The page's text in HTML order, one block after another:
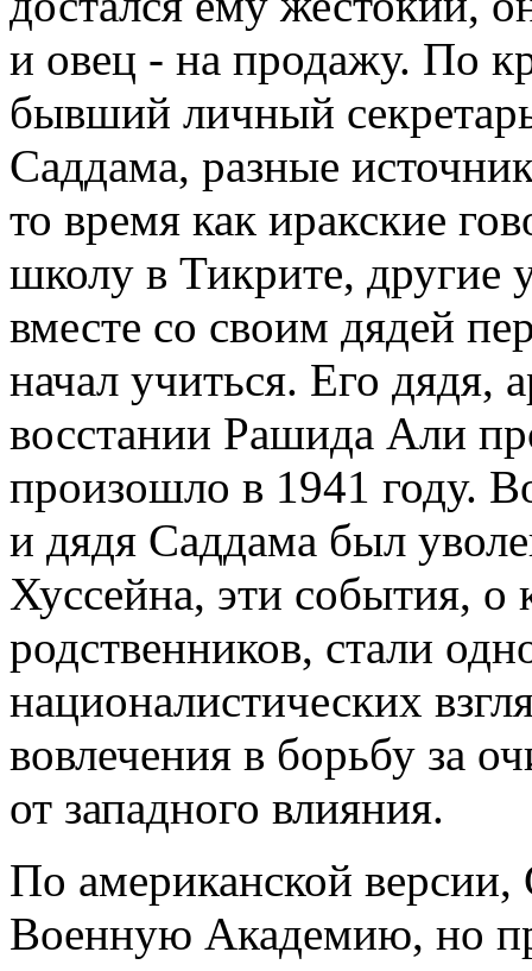
и овец - на продажу. По
бывший личный
Саддама, разные
то время как иракские
школу в Тикрите, другие
вместе со своим дядей
начал учиться. Его дядя,
восстании Рашида Али
произошло в 1941 году.
и дядя Саддама был
Хуссейна, эти события,
родственников, стали
националистических
вовлечения в борьбу за
от западного влияния.
По американской
Военную Академию, но